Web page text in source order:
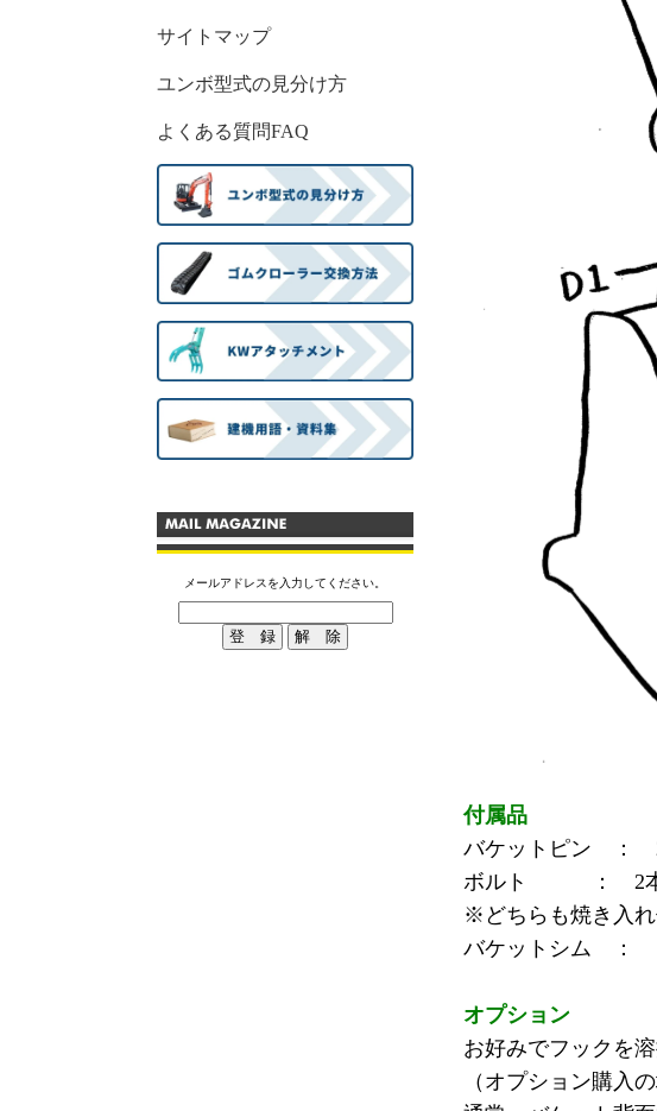
サイトマップ
ユンボ型式の見分け方
よくある質問FAQ
メールアドレスを入力してください。
付属品
バケットピン ：
ボルト ： 2本
※どちらも焼き入
バケットシム ：
オプション
お好みでフックを
（オプション購入